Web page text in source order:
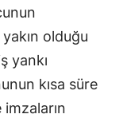
olduğu
yankı
kısa süre